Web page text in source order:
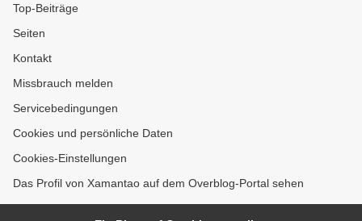
Top-Beiträge
Seiten
Kontakt
Missbrauch melden
Servicebedingungen
Cookies und persönliche Daten
Cookies-Einstellungen
Das Profil von Xamantao auf dem Overblog-Portal sehen